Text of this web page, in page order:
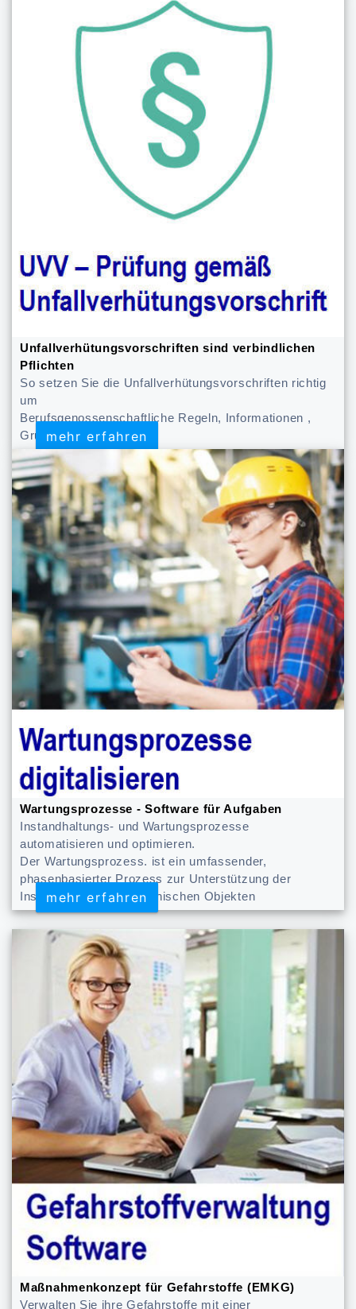
Unfallverhütungsvorschriften sind verbindlichen
Pflichten
So setzen Sie die Unfallverhütungsvorschriften richtig
um
Berufsgenossenschaftliche Regeln, Informationen ,
Grundsätze
mehr erfahren
mehr erfahren
Wartungsprozesse - Software für Aufgaben
Instandhaltungs- und Wartungsprozesse
automatisieren und optimieren.
Der Wartungsprozess. ist ein umfassender,
phasenbasierter Prozess zur Unterstützung der
Instandhaltung von technischen Objekten
mehr erfahren
mehr erfahren
Maßnahmenkonzept für Gefahrstoffe (EMKG)
Verwalten Sie ihre Gefahrstoffe mit einer